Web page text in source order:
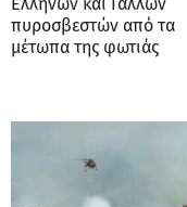
Ελλήνων και Γάλλων
πυροσβεστών από τα
μέτωπα της φωτιάς